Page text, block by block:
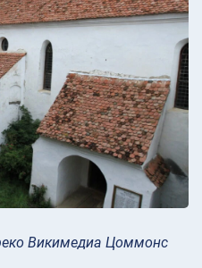
Викимедиа Цоммонс